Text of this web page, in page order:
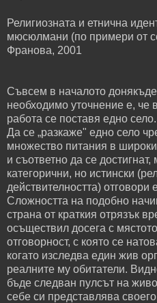
Религиозната и етнична
мюсюлмани (по примери от
Франова, 2001
Съвсем в началото
необходимо уточнение е, че
работа се поставя едно село.
Да се „разкаже" едно село
множество питания в
и съответно да се
категорични, но истински
действителността) отговори
Сложността на подобно
страна от краткия отрязък
осъществил досега с
отговорност, с която се
когато изследва един жив
реалните му обитатели.
бъде следван пулсът на
себе си представлява